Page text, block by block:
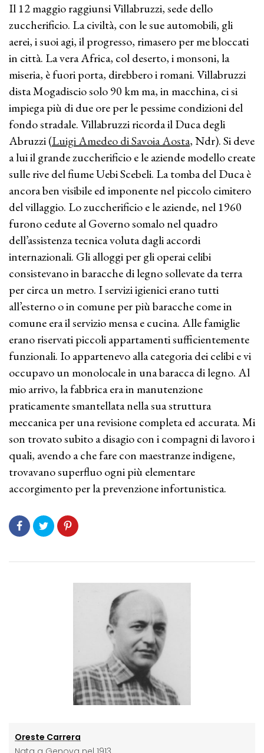
Il 12 maggio raggiunsi Villabruzzi, sede dello
zuccherificio. La civiltà, con le sue automobili, gli
aerei, i suoi agi, il progresso, rimasero per me bloccati
in città. La vera Africa, col deserto, i monsoni, la
miseria, è fuori porta, direbbero i romani. Villabruzzi
dista Mogadiscio solo 90 km ma, in macchina, ci si
impiega più di due ore per le pessime condizioni del
fondo stradale. Villabruzzi ricorda il Duca degli
Abruzzi (Luigi Amedeo di Savoia Aosta, Ndr). Si deve
a lui il grande zuccherificio e le aziende modello create
sulle rive del fiume Uebi Scebeli. La tomba del Duca è
ancora ben visibile ed imponente nel piccolo cimitero
del villaggio. Lo zuccherificio e le aziende, nel 1960
furono cedute al Governo somalo nel quadro
dell’assistenza tecnica voluta dagli accordi
internazionali. Gli alloggi per gli operai celibi
consistevano in baracche di legno sollevate da terra
per circa un metro. I servizi igienici erano tutti
all’esterno o in comune per più baracche come in
comune era il servizio mensa e cucina. Alle famiglie
erano riservati piccoli appartamenti sufficientemente
funzionali. Io appartenevo alla categoria dei celibi e vi
occupavo un monolocale in una baracca di legno. Al
mio arrivo, la fabbrica era in manutenzione
praticamente smantellata nella sua struttura
meccanica per una revisione completa ed accurata. Mi
son trovato subito a disagio con i compagni di lavoro i
quali, avendo a che fare con maestranze indigene,
trovavano superfluo ogni più elementare
accorgimento per la prevenzione infortunistica.
Oreste Carrera